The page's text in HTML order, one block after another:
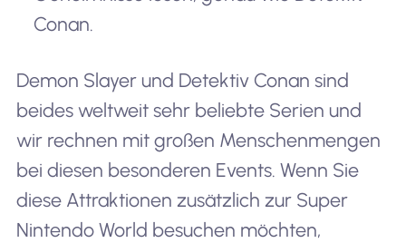
Conan.
Demon Slayer und Detektiv Conan sind
beides weltweit sehr beliebte Serien und
wir rechnen mit großen Menschenmengen
bei diesen besonderen Events. Wenn Sie
diese Attraktionen zusätzlich zur Super
Nintendo World besuchen möchten,